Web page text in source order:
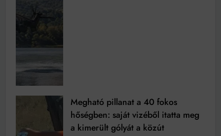
Megható pillanat a 40 fokos
hőségben: saját vizéből itatta meg
a kimerült gólyát a közút